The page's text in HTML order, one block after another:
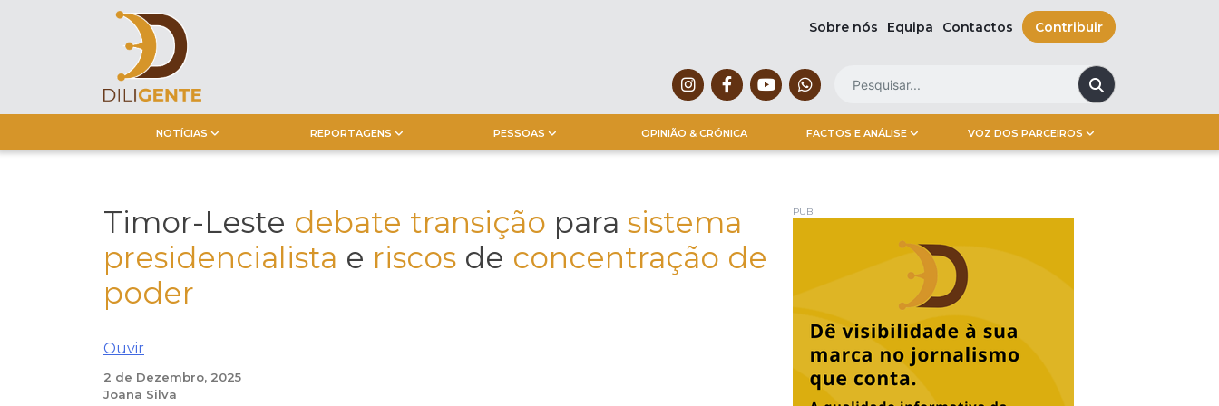
Sobre nós Equipa Contactos Contribuir
NOTÍCIAS REPORTAGENS PESSOAS OPINIÃO & CRÓNICA FACTOS E ANÁLISE VOZ DOS PARCEIROS
Timor-Leste debate transição para sistema
presidencialista e riscos de concentração de
poder
Ouvir
2 de Dezembro, 2025
Joana Silva
PUB